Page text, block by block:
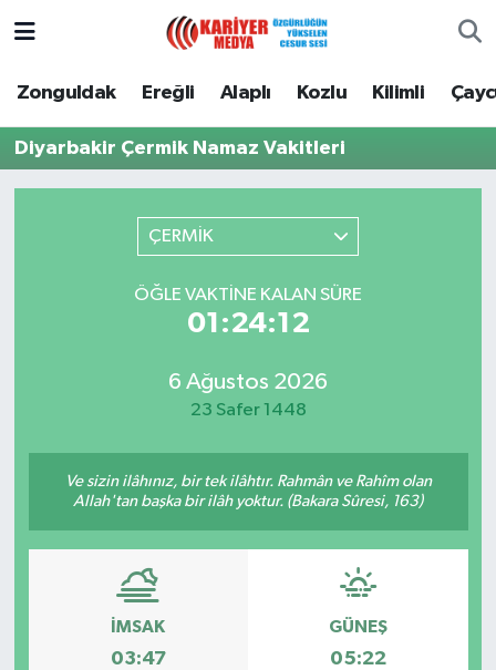
Zonguldak Ereğli Alaplı Kozlu Kilimli
Diyarbakir Çermik Namaz Vakitleri
ÇERMİK
ÖĞLE VAKTINE KALAN SÜRE
01:24:12
6 Ağustos 2026
23 Safer 1448
Ve sizin ilâhınız, bir tek ilâhtır. Rahmân ve Rahîm olan
Allah'tan başka bir ilâh yoktur. (Bakara Sûresi, 163)
İMSAK
03:47
GÜNEŞ
05:22
Zonguldak
Ereğli
Devrek
Özel
Dergim
Zonguldak Nöbetçi Eczaneler
Zonguldak Hava Durumu
Zonguldak Trafik Yoğunluk Haritası
Puan Durumu ve Fikstür
Haber Arşivi